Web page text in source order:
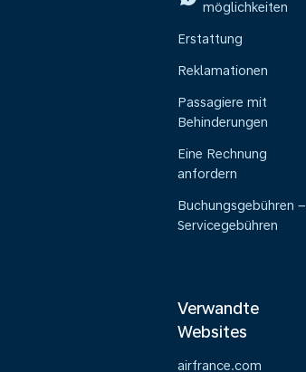
möglichkeiten
Erstattung
Reklamationen
Passagiere mit
Behinderungen
Eine Rechnung
anfordern
Buchungsgebühren –
Servicegebühren
Verwandte
Websites
airfrance.com